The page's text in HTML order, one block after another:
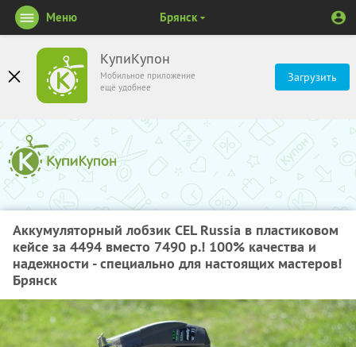
КупиКупон
Мобильное приложение
ещё удобнее
Загрузить
Меню Брянск
Аккумуляторный лобзик CEL Russia в пластиковом
кейсе за 4494 вместо 7490 р.! 100% качества и
надежности - специально для настоящих мастеров!
Брянск